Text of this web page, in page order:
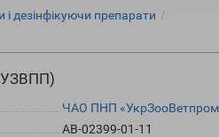
і дезінфікуючи препарати
ЧАО ПНП
АВ-02399-01-11